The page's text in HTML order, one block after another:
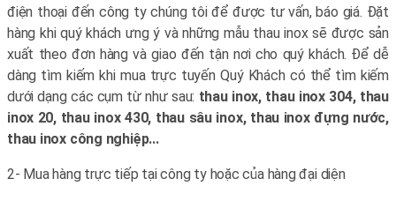
điện thoại đến công ty chúng tôi để được tư vấn, báo giá. Đặt
hàng khi quý khách ưng ý và những mẫu thau inox sẽ được sản
xuất theo đơn hàng và giao đến tận nơi cho quý khách. Để dễ
dàng tìm kiếm khi mua trực tuyến Quý Khách có thể tìm kiếm
dưới dạng các cụm từ như sau: thau inox, thau inox 304, thau
inox 20, thau inox 430, thau sâu inox, thau inox đựng nước,
thau inox công nghiệp...
2- Mua hàng trực tiếp tại công ty hoặc của hàng đại diện